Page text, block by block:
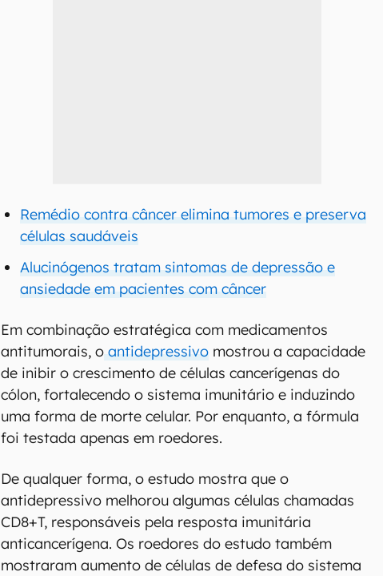
Remédio contra câncer elimina tumores e preserva
células saudáveis
Alucinógenos tratam sintomas de depressão e
ansiedade em pacientes com câncer
Em combinação estratégica com medicamentos
antitumorais, o antidepressivo mostrou a capacidade
de inibir o crescimento de células cancerígenas do
cólon, fortalecendo o sistema imunitário e induzindo
uma forma de morte celular. Por enquanto, a fórmula
foi testada apenas em roedores.
De qualquer forma, o estudo mostra que o
antidepressivo melhorou algumas células chamadas
CD8+T, responsáveis pela resposta imunitária
anticancerígena. Os roedores do estudo também
mostraram aumento de células de defesa do sistema